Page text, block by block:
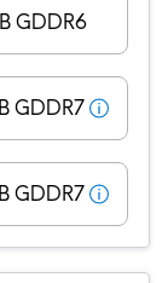
GDDR6
GDDR7
GDDR7